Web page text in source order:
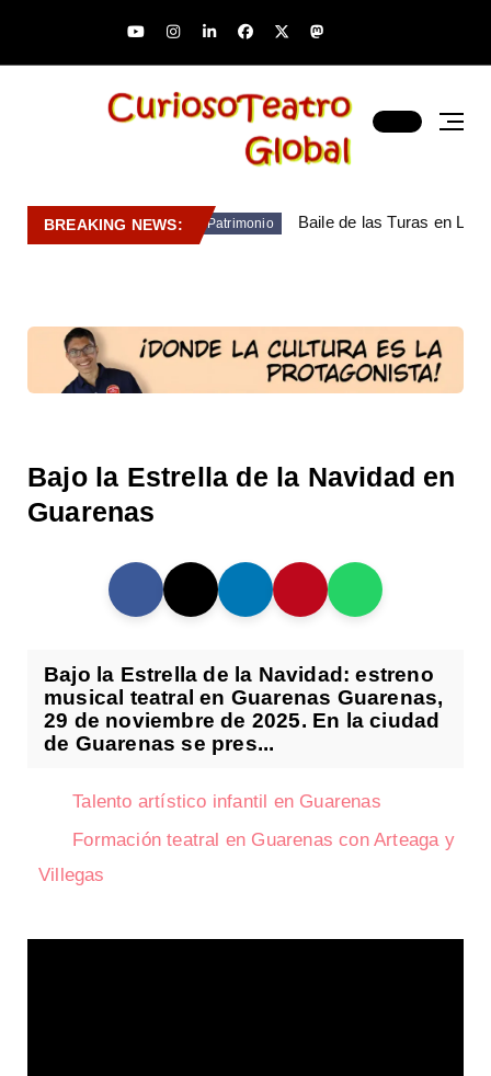
BREAKING NEWS: Patrimonio Baile de las Turas en
Bajo la Estrella de la Navidad en
Guarenas
Bajo la Estrella de la Navidad: estreno
musical teatral en Guarenas Guarenas,
29 de noviembre de 2025. En la ciudad
de Guarenas se pres...
Talento artístico infantil en Guarenas
Formación teatral en Guarenas con Arteaga y
Villegas